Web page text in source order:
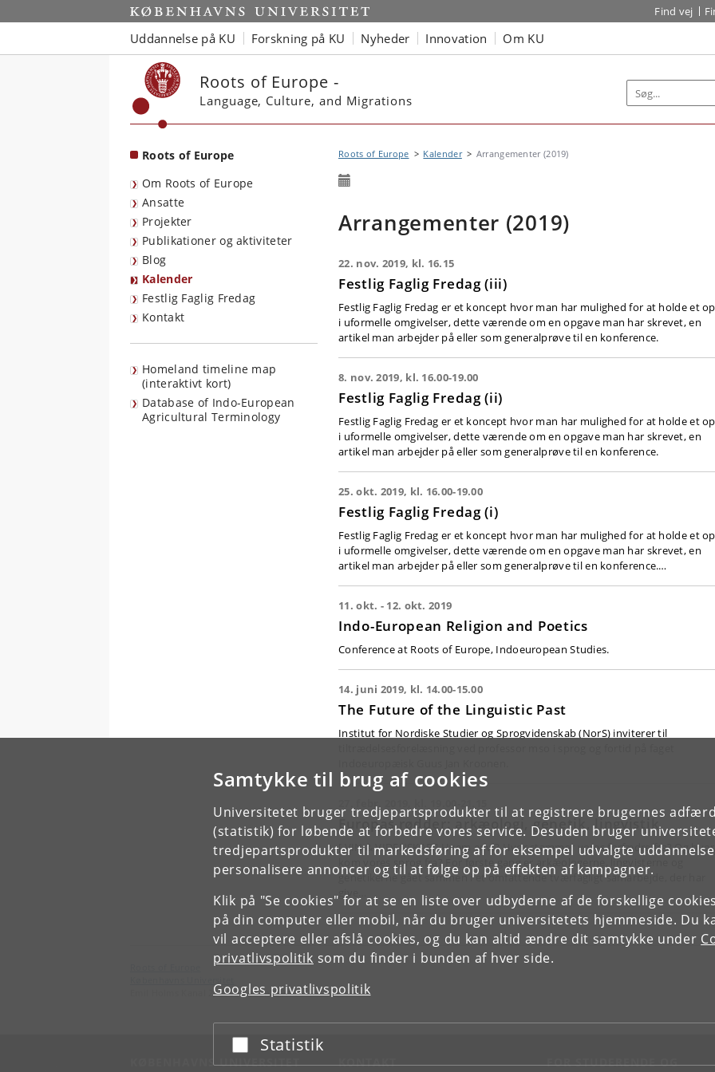
Samtykke til brug af cookies
Universitetet bruger tredjepartsprodukter til at registrere brugernes
(statistik) for løbende at forbedre vores service. Desuden bruger
tredjepartsprodukter til markedsføring af for eksempel udvalgte
personalisere annoncer og til at følge op på effekten af kampagner.
Klik på "Se cookies" for at se en liste over udbyderne af de forskellige
på din computer eller mobil, når du bruger universitetets hjemmeside. Du
vil acceptere eller afslå cookies, og du kan altid ændre dit samtykke under
privatlivspolitik som du finder i bunden af hver side.
Googles privatlivspolitik
Acceptér eller afslå
Statistik
Start Find vej
Uddannelse på KU Forskning på KU Nyheder Innovation Om KU
Roots of Europe -
Language, Culture, and Migrations
Roots of Europe
Om Roots of Europe
Ansatte
Projekter
Publikationer og aktiviteter
Blog
Kalender
Festlig Faglig Fredag
Kontakt
Homeland timeline map
(interaktivt kort)
Database of Indo-European
Agricultural Terminology
Roots of Europe Kalender Arrangementer (2019)
Arrangementer (2019)
22. nov. 2019, kl. 16.15
Festlig Faglig Fredag (iii)
Festlig Faglig Fredag er et koncept hvor man har mulighed for at holde et
i uformelle omgivelser, dette værende om en opgave man har skrevet, en
artikel man arbejder på eller som generalprøve til en konference.
8. nov. 2019, kl. 16.00-19.00
Festlig Faglig Fredag (ii)
Festlig Faglig Fredag er et koncept hvor man har mulighed for at holde et
i uformelle omgivelser, dette værende om en opgave man har skrevet, en
artikel man arbejder på eller som generalprøve til en konference.
25. okt. 2019, kl. 16.00-19.00
Festlig Faglig Fredag (i)
Festlig Faglig Fredag er et koncept hvor man har mulighed for at holde et
i uformelle omgivelser, dette værende om en opgave man har skrevet, en
artikel man arbejder på eller som generalprøve til en konference.…
11. okt. - 12. okt. 2019
Indo-European Religion and Poetics
Conference at Roots of Europe, Indoeuropean Studies.
14. juni 2019, kl. 14.00-15.00
The Future of the Linguistic Past
Institut for Nordiske Studier og Sprogvidenskab (NorS) inviterer til
27. febr. 2019, kl. 19.00-21.15
Europas rødder: arkæologi, genetik, lingvistik
[ VIN & VIDENSKAB ] Hvem er vi? Hvor stammer vores forfædre fra? Og hvor
kom vores sprog fra? For første gang er arkæologerne, lingvisterne og
genetikerne gået sammen i et omfattende tværfagligt samarbejde, der har
give…
Emil Holms Kanal 2, 2300 København S
KØBENHAVNS UNIVERSITET KONTAKT
FOR STUDERENDE OG